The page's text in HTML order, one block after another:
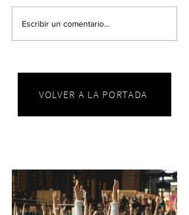
Escribir un comentario...
VOLVER A LA PORTADA